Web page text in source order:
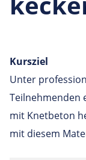
Kursziel
Unter
Teilnehmenden
mit Knetbeton
mit diesem